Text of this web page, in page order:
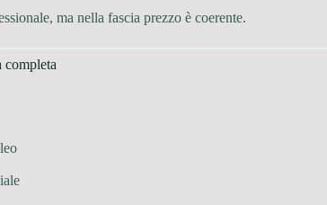
ma nella fascia prezzo è coerente.
completa